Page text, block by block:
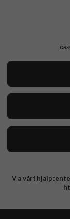
OBS!
Integritetspolicy
Via vårt